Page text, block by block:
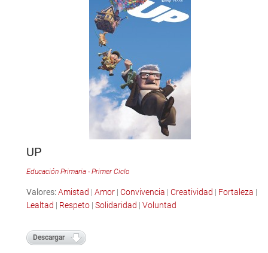
UP
Educación Primaria - Primer Ciclo
Valores:Amistad | Amor| Convivencia | Creatividad | Fortaleza |
Lealtad | Respeto| Solidaridad | Voluntad
Descargar